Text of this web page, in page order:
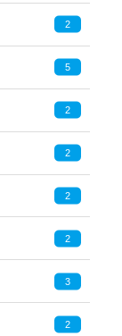
2
5
2
2
2
2
3
2